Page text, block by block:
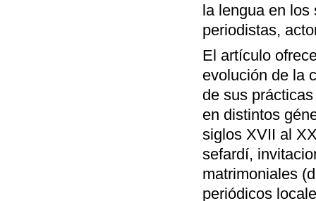
la lengua en
periodistas,
El artículo
evolución de la
de sus
en distintos
siglos XVII al
sefardí,
matrimoniales
periódicos